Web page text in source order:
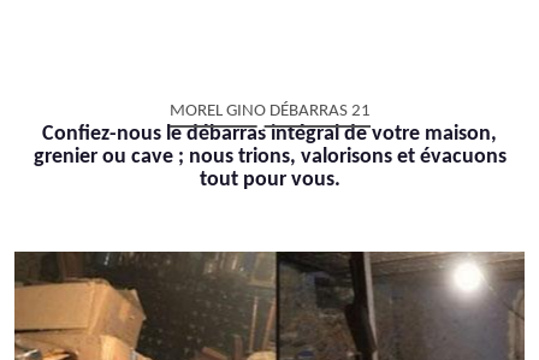
MOREL GINO DÉBARRAS 21
Confiez-nous le débarras intégral de votre maison,
grenier ou cave ; nous trions, valorisons et évacuons
tout pour vous.